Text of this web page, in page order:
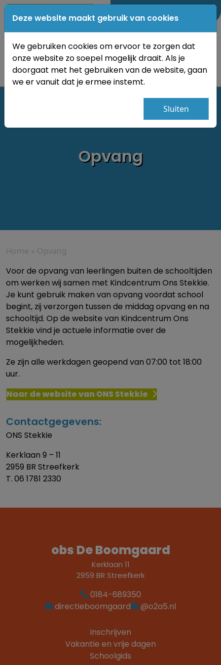
0184-689350
Opvang
Home » Opvang
Voor de opvang van leerlingen buiten de schooltijden
om werken wij samen met Kindcentrum Ons Stekkie.
Je kunt gebruik maken van opvang voordat school
begint, zij verzorgen tussen de middag opvang en na
schooltijd. Op de website van Kindcentrum Ons
Stekkie vind je actuele informatie over de
mogelijkheden.
Ze zijn alle werkdagen geopend van 07:00 tot 18:00
uur.
Naar de website van ONS Stekkie
Contactgegevens:
ONS Stekkie
Kerklaan 9 – 11
2959 BR Streefkerk
T. 06 1781 2330
obs De Boomgaard
Kerklaan 11
2959 BR Streefkerk
0184-689350
directieboomgaard
@o2a5.nl
Inschrijven
Vakantie en vrije dagen
Schoolgids
Deze website maakt gebruik van cookies
We gebruiken cookies om ervoor te zorgen dat
onze website zo soepel mogelijk draait. Als je
doorgaat met het gebruiken van de website, gaan
we er vanuit dat je ermee instemt.
Sluiten